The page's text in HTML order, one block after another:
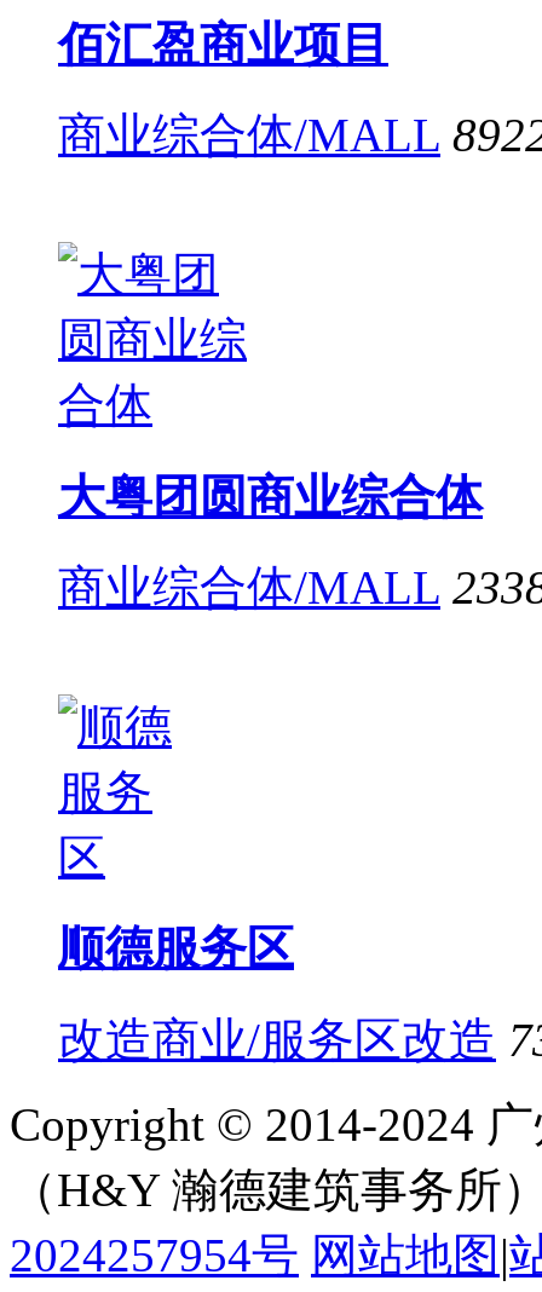
佰汇盈商业项目
商业综合体/MALL
大粤团圆商业综合体
商业综合体/MALL
顺德服务区
改造商业/服务区改造
Copyright © 2014-2024
（H&Y 瀚德建筑事务所
2024257954号 网站地图 |